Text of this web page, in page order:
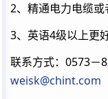
2、精通电力电缆或
3、英语4级以上更好
联系方式：0573－
weisk@chint.com